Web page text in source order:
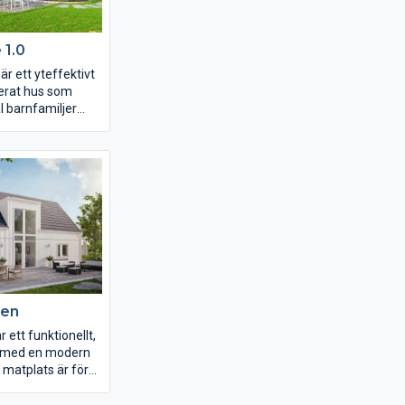
är ett yteffektivt
hus som
barnfamiljer
De
ligger avskilt
egen toalett –
eller
Utrustat
och en stor
gör det till
hus.
ett funktionellt,
en modern
matplats är för